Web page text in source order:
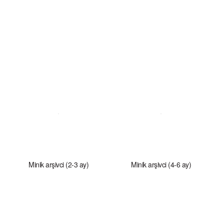
Minik arşivci (2-3 ay) Minik arşivci (4-6 ay)